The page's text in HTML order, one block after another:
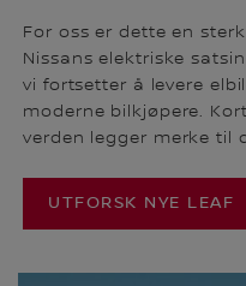
For oss er dette en
Nissans elektriske
vi fortsetter å levere
moderne bilkjøpere.
verden legger merke til
UTFORSK NYE LEAF